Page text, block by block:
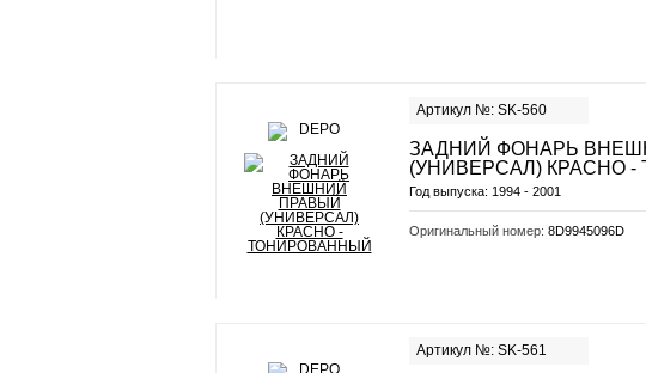
Артикул №: SK-560
ЗАДНИЙ ФОНАРЬ
(УНИВЕРСАЛ) КРАСНО
Год выпуска: 1994 - 2001
Оригинальный номер: 8D9945096D
Артикул №: SK-561